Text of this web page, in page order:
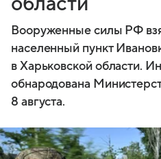
Вооруженные силы РФ
населенный пункт
в Харьковской области.
обнародована
8 августа.